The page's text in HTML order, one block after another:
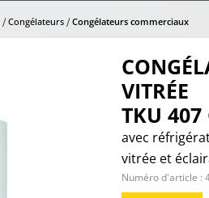
Congélateurs Congélateurs commerciaux
VITRÉE
TKU 407
avec
vitrée et
Numéro d'article :